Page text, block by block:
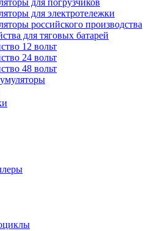
для погрузчиков
для электротележки
российского производства
для тяговых батарей
12 вольт
24 вольт
48 вольт